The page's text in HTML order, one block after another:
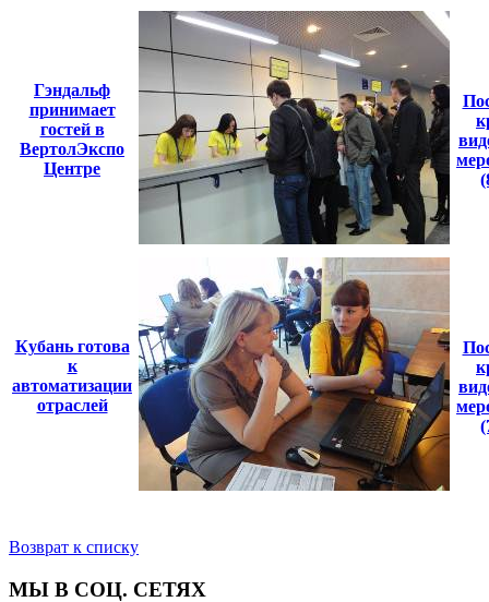
Гэндальф
принимает
гостей в
ВертолЭкспо
Центре
Кубань готова
к
автоматизации
отраслей
Возврат к списку
МЫ В СОЦ. СЕТЯХ